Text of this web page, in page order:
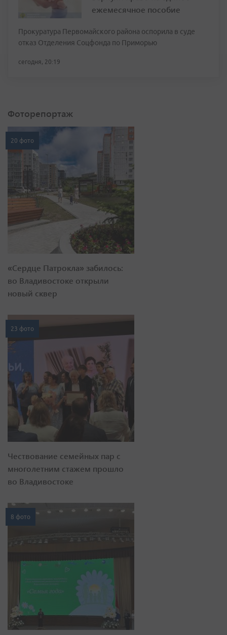
ежемесячное пособие
Прокуратура Первомайского района оспорила в суде
отказ Отделения Соцфонда по Приморью
сегодня, 20:19
Фоторепортаж
20 фото
«Сердце Патрокла» забилось:
во Владивостоке открыли
новый сквер
23 фото
Чествование семейных пар с
многолетним стажем прошло
во Владивостоке
8 фото